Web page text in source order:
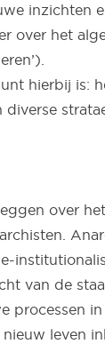
inzichten
over het
hierbij is:
over
van de
processen
leven